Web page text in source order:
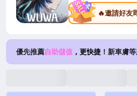
🔥邀請好友
優先推薦自助儲值 ，更快捷 ！新車膚